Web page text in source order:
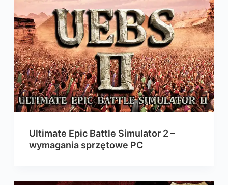
Ultimate Epic Battle Simulator 2 –
wymagania sprzętowe PC